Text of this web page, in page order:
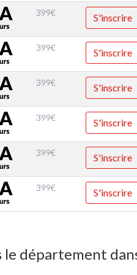
399€ S'inscrire
399€ S'inscrire
399€ S'inscrire
399€ S'inscrire
399€ S'inscrire
399€ S'inscrire
département